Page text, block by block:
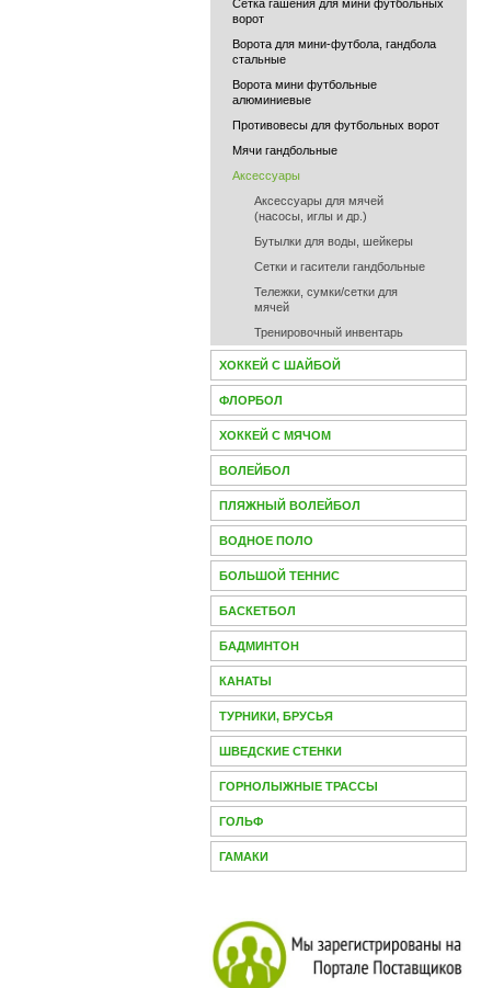
Сетка гашения для мини футбольных
ворот
Ворота для мини-футбола, гандбола
стальные
Ворота мини футбольные
алюминиевые
Противовесы для футбольных ворот
Мячи гандбольные
Аксессуары
Аксессуары для мячей
(насосы, иглы и др.)
Бутылки для воды, шейкеры
Сетки и гасители гандбольные
Тележки, сумки/сетки для
мячей
Тренировочный инвентарь
ХОККЕЙ С ШАЙБОЙ
ФЛОРБОЛ
ХОККЕЙ С МЯЧОМ
ВОЛЕЙБОЛ
ПЛЯЖНЫЙ ВОЛЕЙБОЛ
ВОДНОЕ ПОЛО
БОЛЬШОЙ ТЕННИС
БАСКЕТБОЛ
БАДМИНТОН
КАНАТЫ
ТУРНИКИ, БРУСЬЯ
ШВЕДСКИЕ СТЕНКИ
ГОРНОЛЫЖНЫЕ ТРАССЫ
ГОЛЬФ
ГАМАКИ